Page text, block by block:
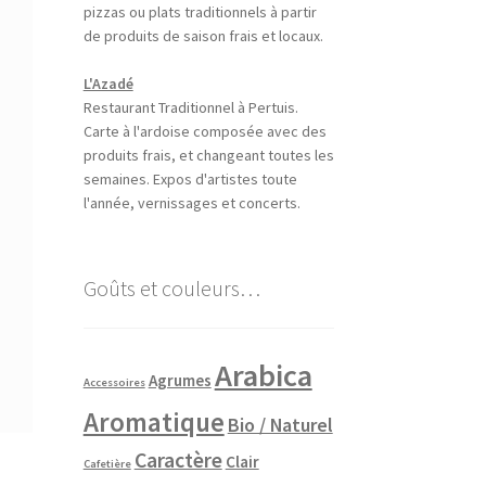
pizzas ou plats traditionnels à partir
de produits de saison frais et locaux.
L'Azadé
Restaurant Traditionnel à Pertuis.
Carte à l'ardoise composée avec des
produits frais, et changeant toutes les
semaines. Expos d'artistes toute
l'année, vernissages et concerts.
Goûts et couleurs…
Accessoires Agrumes Arabica
Aromatique Bio / Naturel
Cafetière Caractère Clair